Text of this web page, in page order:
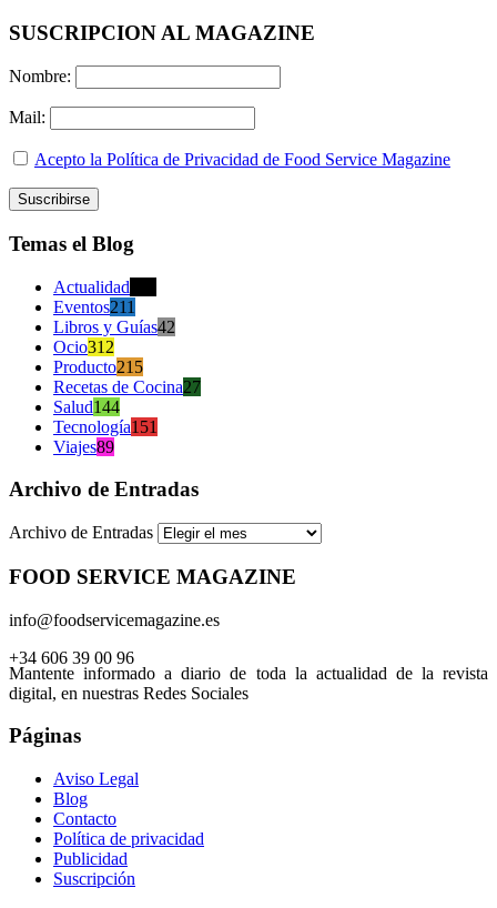
SUSCRIPCION AL MAGAZINE
Nombre:
Mail:
Acepto la Política de Privacidad de Food Service Magazine
Temas el Blog
Actualidad
Eventos211
Libros y Guías42
Ocio312
Producto215
Recetas de Cocina27
Salud144
Tecnología151
Viajes89
Archivo de Entradas
Archivo de Entradas
FOOD SERVICE MAGAZINE
info@foodservicemagazine.es
+34 606 39 00 96
Mantente informado a diario de toda la actualidad de la revista
digital, en nuestras Redes Sociales
Páginas
Aviso Legal
Blog
Contacto
Política de privacidad
Publicidad
Suscripción